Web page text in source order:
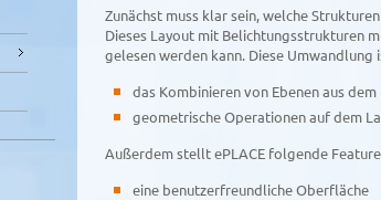
Zunächst muss klar sein, welche
Dieses Layout mit Belichtungs­strukturen
gelesen werden kann. Diese
das Kombinieren von Ebenen aus
geometrische Operationen auf dem
Außerdem stellt ePLACE folgende
eine benutzerfreundliche Oberfläche